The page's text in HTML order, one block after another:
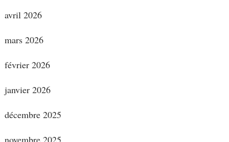
avril 2026
mars 2026
février 2026
janvier 2026
décembre 2025
novembre 2025